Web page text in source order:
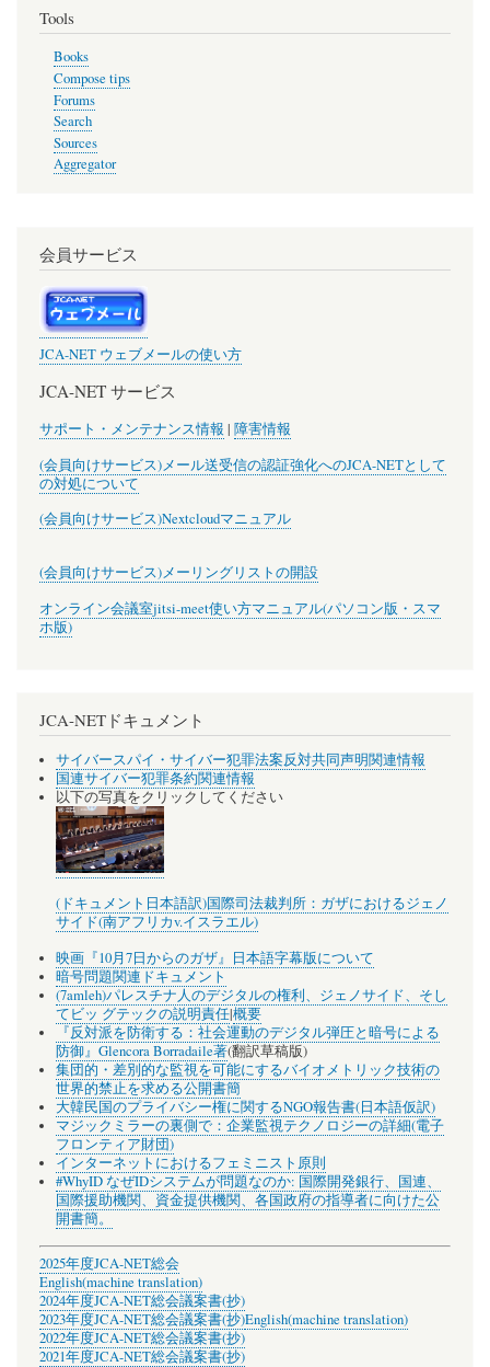
Tools
Books
Compose tips
Forums
Search
Sources
Aggregator
会員サービス
JCA-NET ウェブメールの使い方
JCA-NET サービス
サポート・メンテナンス情報 | 障害情報
(会員向けサービス)メール送受信の認証強化へのJCA-NETとして
の対処について
(会員向けサービス)Nextcloudマニュアル
(会員向けサービス)メーリングリストの開設
オンライン会議室jitsi-meet使い方マニュアル(パソコン版・スマ
ホ版)
JCA-NETドキュメント
サイバースパイ・サイバー犯罪法案反対共同声明関連情報
国連サイバー犯罪条約関連情報
以下の写真をクリックしてください
(ドキュメント日本語訳)国際司法裁判所：ガザにおけるジェノ
サイド(南アフリカv.イスラエル)
映画『10月7日からのガザ』日本語字幕版について
暗号問題関連ドキュメント
(7amleh)パレスチナ人のデジタルの権利、ジェノサイド、そし
てビッ グテックの説明責任|概要
『反対派を防衛する：社会運動のデジタル弾圧と暗号による
防御』Glencora Borradaile著(翻訳草稿版)
集団的・差別的な監視を可能にするバイオメトリック技術の
世界的禁止を求める公開書簡
大韓民国のプライバシー権に関するNGO報告書(日本語仮訳)
マジックミラーの裏側で：企業監視テクノロジーの詳細(電子
フロンティア財団)
インターネットにおけるフェミニスト原則
#WhyID なぜIDシステムが問題なのか: 国際開発銀行、国連、
国際援助機関、資金提供機関、各国政府の指導者に向けた公
開書簡。
2025年度JCA-NET総会
English(machine translation)
2024年度JCA-NET総会議案書(抄)
2023年度JCA-NET総会議案書(抄)English(machine translation)
2022年度JCA-NET総会議案書(抄)
2021年度JCA-NET総会議案書(抄)